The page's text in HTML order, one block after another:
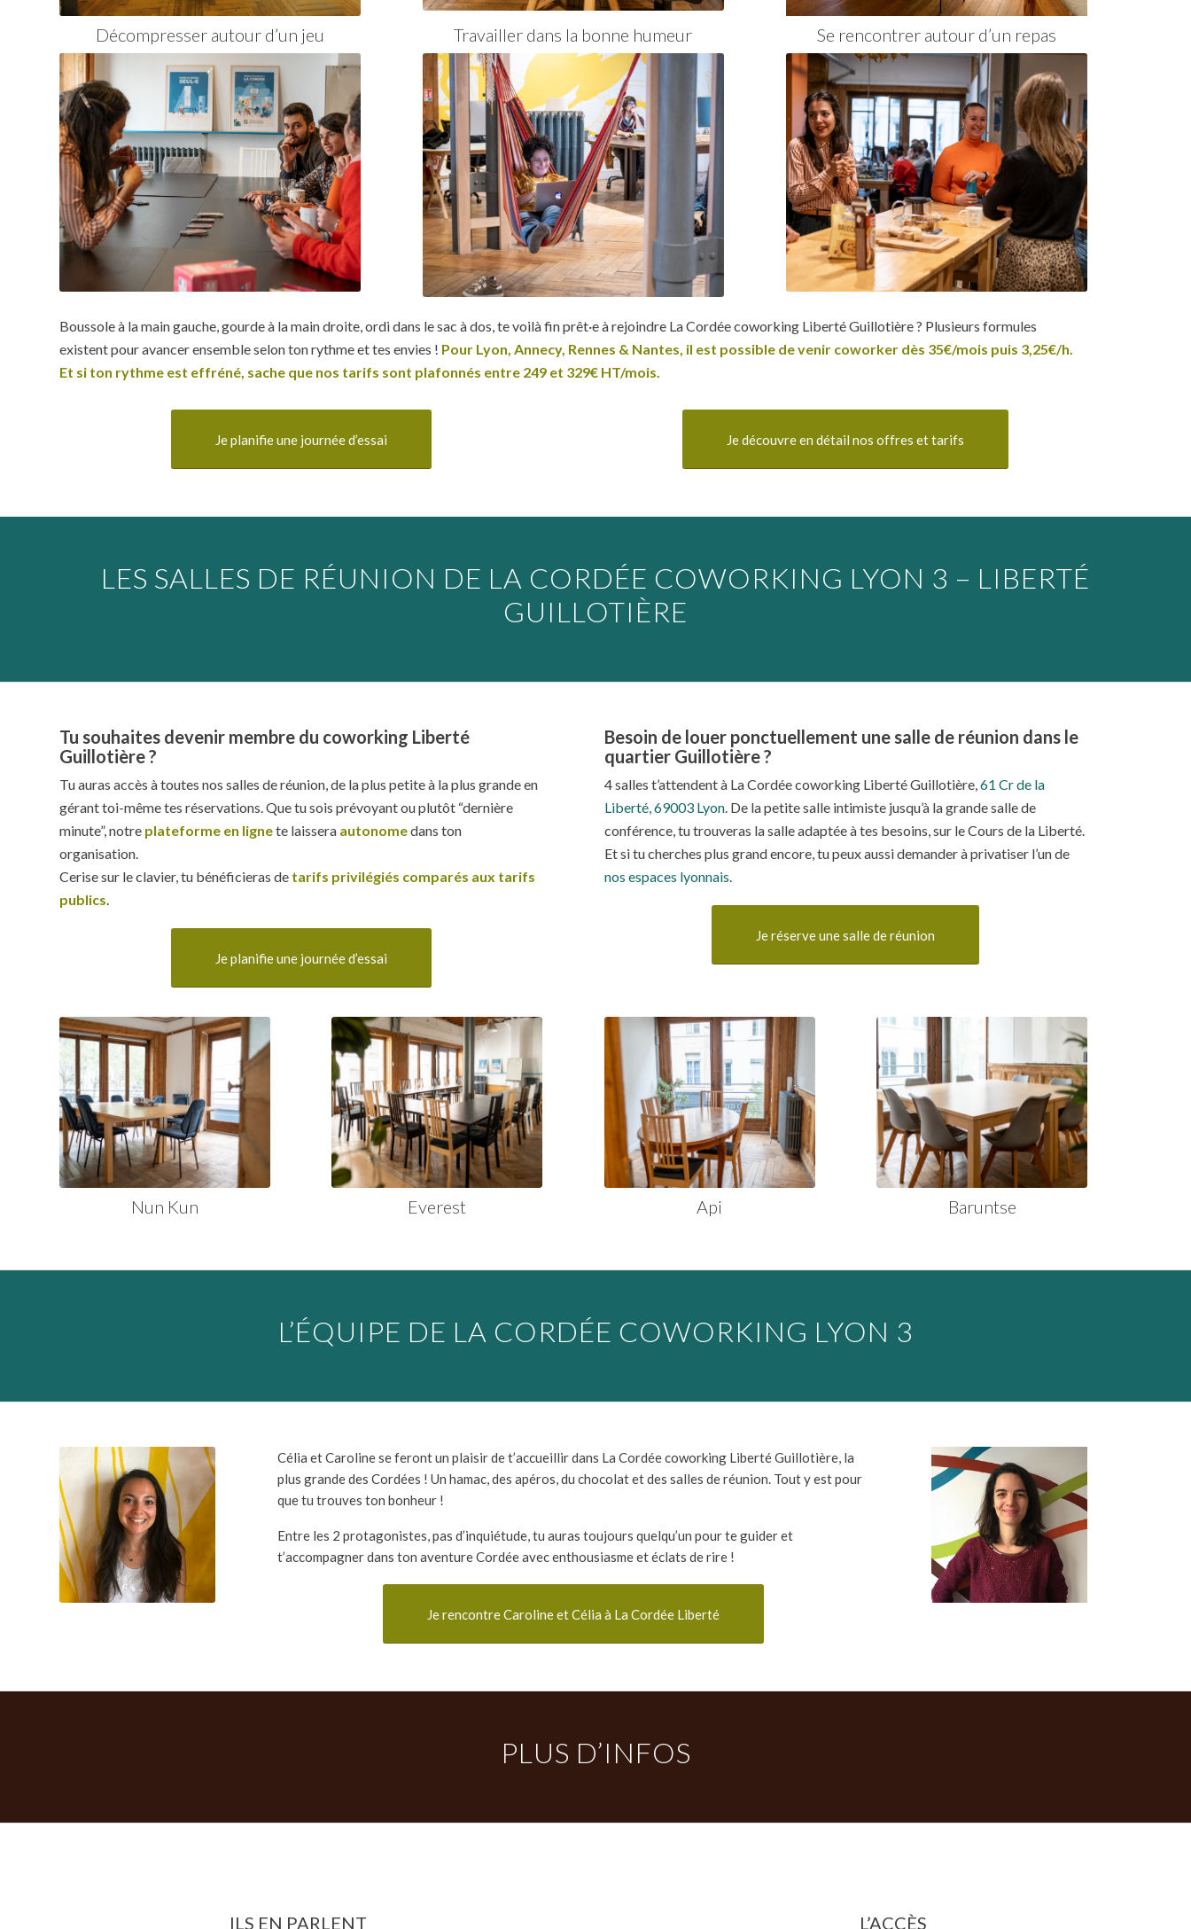
Décompresser autour d’un jeu Travailler dans la bonne humeur Se rencontrer autour d’un repas
Boussole à la main gauche, gourde à la main droite, ordi dans le sac à dos, te voilà fin prêt·e à rejoindre La Cordée coworking Liberté Guillotière ? Plusieurs formules
existent pour avancer ensemble selon ton rythme et tes envies ! Pour Lyon, Annecy, Rennes & Nantes, il est possible de venir coworker dès 35€/mois puis 3,25€/h.
Et si ton rythme est effréné, sache que nos tarifs sont plafonnés entre 249 et 329€ HT/mois.
Je planifie une journée d’essai Je découvre en détail nos offres et tarifs
LES SALLES DE RÉUNION DE LA CORDÉE COWORKING LYON 3 – LIBERTÉ
GUILLOTIÈRE
Tu souhaites devenir membre du coworking Liberté
Guillotière ?
Tu auras accès à toutes nos salles de réunion, de la plus petite à la plus grande en
gérant toi-même tes réservations. Que tu sois prévoyant ou plutôt “dernière
minute”, notre plateforme en lignete laissera autonomedans ton
organisation.
Cerise sur le clavier, tu bénéficieras de tarifs privilégiés comparés aux tarifs
publics.
Je planifie une journée d’essai
Besoin de louer ponctuellement une salle de réunion dans le
quartier Guillotière ?
4 salles t’attendent à La Cordée coworking Liberté Guillotière,61 Cr de la
Liberté, 69003 Lyon. De la petite salle intimiste jusqu’à la grande salle de
conférence, tu trouveras la salle adaptée à tes besoins, sur le Cours de la Liberté.
Et si tu cherches plus grand encore, tu peux aussi demander à privatiser l’un de
nos espaces lyonnais.
Je réserve une salle de réunion
Nun Kun Everest Api Baruntse
L’ÉQUIPE DE LA CORDÉE COWORKING LYON 3
Célia et Caroline se feront un plaisir de t’accueillir dans La Cordée coworking Liberté Guillotière, la
plus grande des Cordées ! Un hamac, des apéros, du chocolat et des salles de réunion. Tout y est pour
que tu trouves ton bonheur !
Entre les 2 protagonistes, pas d’inquiétude, tu auras toujours quelqu’un pour te guider et
t’accompagner dans ton aventure Cordée avec enthousiasme et éclats de rire !
Je rencontre Caroline et Célia à La Cordée Liberté
PLUS D’INFOS
ILS EN PARLENT L’ACCÈS